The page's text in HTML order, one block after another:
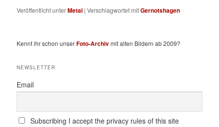
Veröffentlicht unterMetal |Verschlagwortet mitGernotshagen
Kennt ihr schon unserFoto-Archivmit alten Bildern ab 2009?
NEWSLETTER
Email
Subscribing I accept the privacy rules of this site